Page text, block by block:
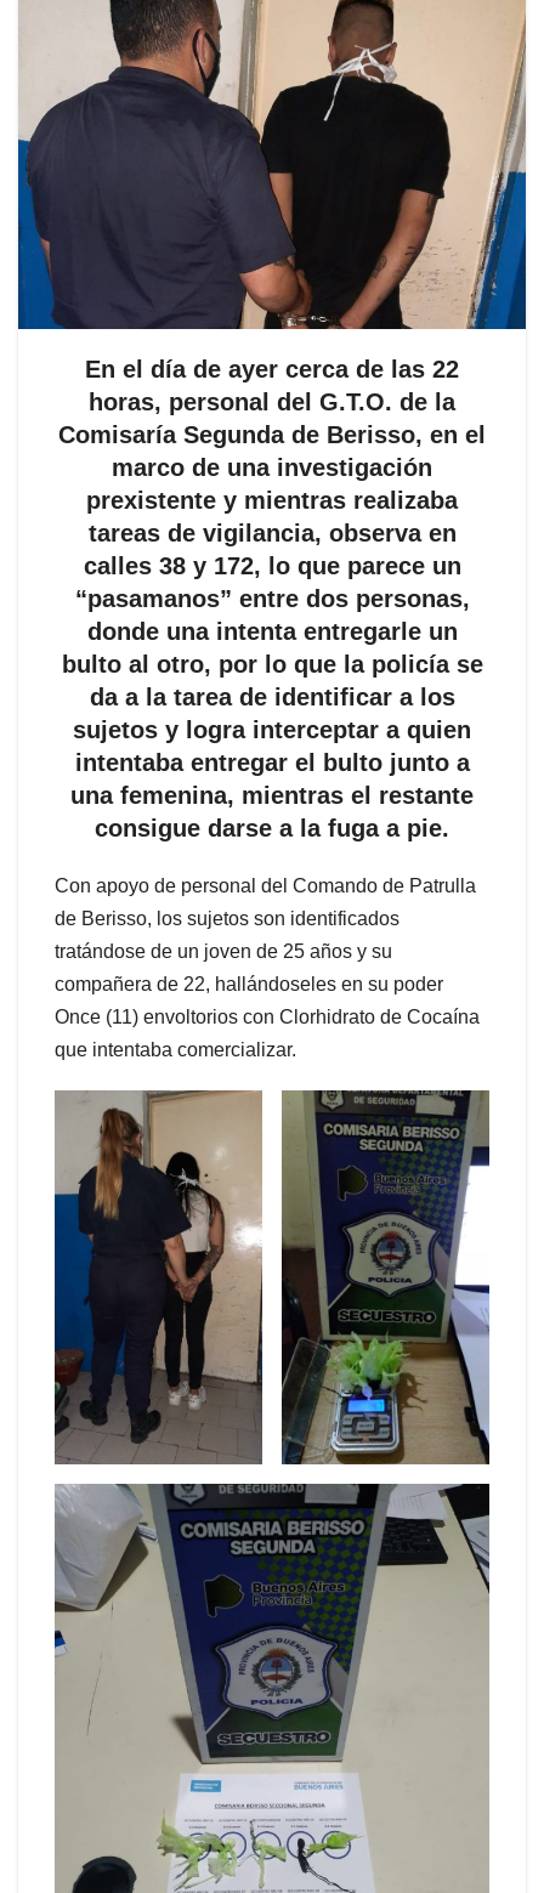
En el día de ayer cerca de las 22
horas, personal del G.T.O. de la
Comisaría Segunda de Berisso, en el
marco de una investigación
prexistente y mientras realizaba
tareas de vigilancia, observa en
calles 38 y 172, lo que parece un
“pasamanos” entre dos personas,
donde una intenta entregarle un
bulto al otro, por lo que la policía se
da a la tarea de identificar a los
sujetos y logra interceptar a quien
intentaba entregar el bulto junto a
una femenina, mientras el restante
consigue darse a la fuga a pie.
Con apoyo de personal del Comando de Patrulla
de Berisso, los sujetos son identificados
tratándose de un joven de 25 años y su
compañera de 22, hallándoseles en su poder
Once (11) envoltorios con Clorhidrato de Cocaína
que intentaba comercializar.